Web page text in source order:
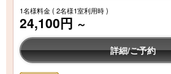
1名様料金( 2名様1室利用時 )
24,100円 ～
詳細/ご予約